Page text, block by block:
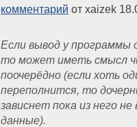
комментарий от xaizek
Если вывод у программы
то может иметь смысл
поочерёдно (если хоть
переполнится, то
зависнет пока из него
данные).